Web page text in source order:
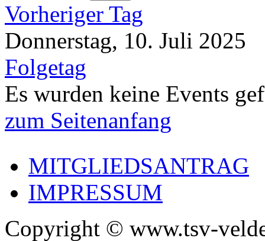
Vorheriger Tag
Donnerstag, 10. Juli 2025
Folgetag
Es wurden keine Events
zum Seitenanfang
MITGLIEDSANTRAG
IMPRESSUM
Copyright © www.tsv-